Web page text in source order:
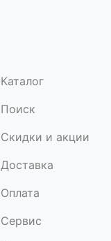
Каталог
Поиск
Скидки и акции
Доставка
Оплата
Сервис